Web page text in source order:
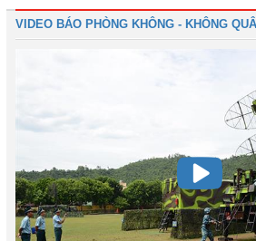
VIDEO BÁO PHÒNG KHÔNG - KHÔNG